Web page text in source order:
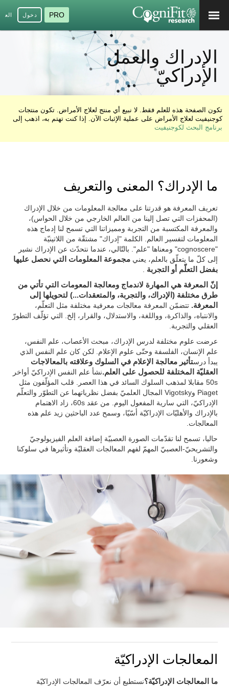
PRO دخول
الإدراك والعمل
الإدراكيّ
تكون الصفحة هذه للعلم فقط. لا نبيع أي منتج لعلاج الأمراض. تكون منتجات
كوجنيفيت لعلاج الأمراض على عملية الإثبات الآن. إذا كنت تهتم به، اذهب إلى
برنامج البحث لكوجنيفيت
ما الإدراك؟ المعنى والتعريف
تعريف المعرفة هو قدرتنا على معالجة المعلومات من خلال الإدراك
(المحفزات التي تصل إلينا من العالم الخارجي من خلال الحواس)،
والمعرفة المكتسبة من التجربة ومميزاتنا التي تسمح لنا إدماج هذه
المعلومات لتفسير العالم. الكلمة "إدراك" مشتقّة من اللاتينيّة
"cognoscere" ومعناها "علم". بالتّالي، عندما نتحدّث عن الإدراك نشير
إلى كلّ ما يتعلّق بالعلم، يعنيمجموعة المعلومات التي نحصل عليها
بفضل التعلّم أو التجربة
إنّ المعرفة هي المهارة لاندماج ومعالجة المعومات التي تأتي من
طرق مختلفة (الإدراك، والتجربة، والمتعقدات...) لتحويلها إلى
المعرفة.تتضمّن المعرفة معالجات معرفية مختلفة مثل التعلّم،
والانتباه، والذاكرة، وواللغة، والاستدلال، والقرار، إلخ. التي تؤلّف التطورّ
العقلي والتجربة.
عرضت علوم مختلفة لدرس الإدراك، مبحث الأعصاب، علم النفس،
علم الإنسان، الفلسفة وحتّى علوم الإعلام. لكن كان علم النفس الذي
يبدأ درستأثير معالجة الإعلام في السلوك وعلاقته بالمعالاجات
العقليّة المختلفة للحصول على العلم.نشأ علم النفس الإدراكيّ أواخر
50s مقابلا لمذهب السلوك السائد في هذا العصر. قلب المؤلّفون مثل
Piaget وVigotsky المجال العلميّ بفضل نظرياتهما عن التطوّر والتعلّم
الإدراكيّ، التي سارية المفعول اليوم. من عقد 60s، زاد الاهتمام
بالإدراك والأهليّات الإدراكيّة أسّيّا، وسمح عدد الباحثين زيد علم هذه
المعالجات.
حاليا، تسمح لنا تقدّمات الصورة العصبيّة إضافة العلم الفيزيولوجيّ
والتشريحيّ-العصبيّ المهمّ لفهم المعالجات العقليّة وتأثيرها في سلوكنا
وشعورنا.
المعالجات الإدراكيّة
ما المعالجات الإدراكيّة؟نستطيع أن نعرّف المعالجات الإدراكيّة